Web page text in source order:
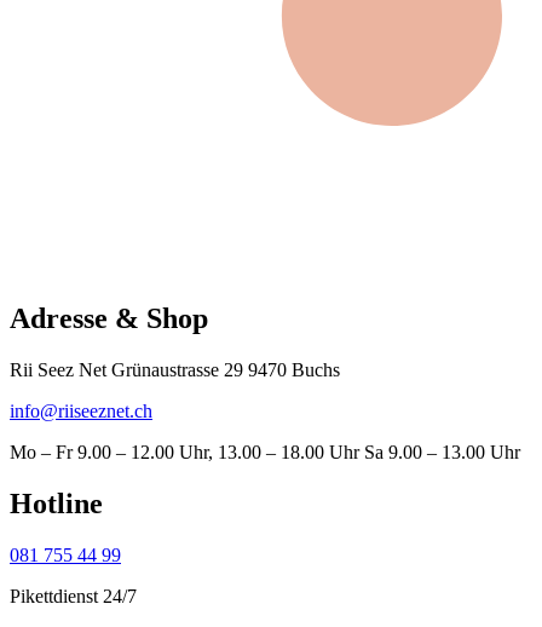
Adresse & Shop
Rii Seez Net Grünaustrasse 29 9470 Buchs
info@riiseeznet.ch
Mo – Fr 9.00 – 12.00 Uhr, 13.00 – 18.00 Uhr Sa 9.00 – 13.00 Uhr
Hotline
081 755 44 99
Pikettdienst 24/7